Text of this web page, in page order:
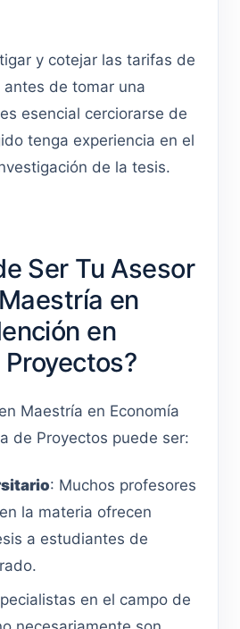
y cotejar las tarifas de
de tomar una
esencial cerciorarse de
tenga experiencia en el
de la tesis.
Ser Tu Asesor
en
en
Maestría en Economía
de Proyectos puede ser:
: Muchos profesores
la materia ofrecen
a estudiantes de
en el campo de